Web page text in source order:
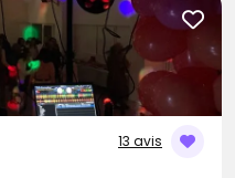
13 avis